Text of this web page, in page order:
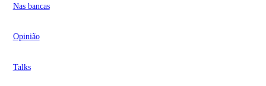
Nas bancas
Opinião
Talks